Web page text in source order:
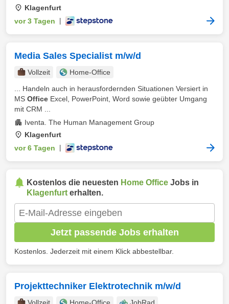
Klagenfurt
vor 3 Tagen
Media Sales Specialist m/w/d
Vollzeit
Home-Office
... Handeln auch in herausfordernden Situationen Versiert in
MS Office Excel, PowerPoint, Word sowie geübter Umgang
mit CRM ...
Iventa. The Human Management Group
Klagenfurt
vor 6 Tagen
Kostenlos die neuesten Home Office Jobs in
Klagenfurt erhalten.
Jetzt passende Jobs erhalten
Kostenlos. Jederzeit mit einem Klick abbestellbar.
Projekttechniker Elektrotechnik m/w/d